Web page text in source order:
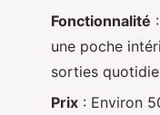
Fonctionnalité
une poche
sorties
Prix : Environ